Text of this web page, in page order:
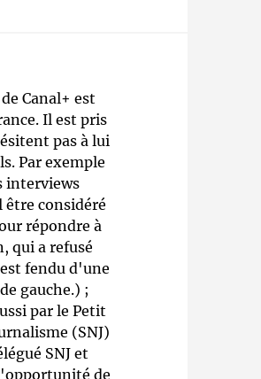
sommes-nous ?
Canal+ est
Il est pris
pas à lui
Par exemple
interviews
considéré
répondre à
qui a refusé
fendu d'une
gauche.) ;
par le Petit
(SNJ)
SNJ et
de